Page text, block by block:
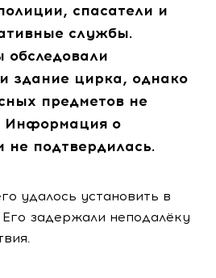
спасатели и
службы.
обследовали
здание цирка, однако
предметов не
Информация о
не подтвердилась.
удалось установить в
задержали неподалёку